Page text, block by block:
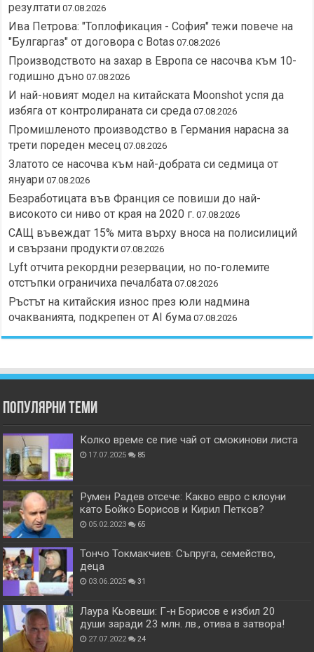
резултати 07.08.2026
Ива Петрова: "Топлофикация - София" тежи повече на
"Булгаргаз" от договора с Botas 07.08.2026
Производството на захар в Европа се насочва към 10-
годишно дъно 07.08.2026
И най-новият модел на китайската Moonshot успя да
избяга от контролираната си среда 07.08.2026
Промишленото производство в Германия нарасна за
трети пореден месец 07.08.2026
Златото се насочва към най-добрата си седмица от
януари 07.08.2026
Безработицата във Франция се повиши до най-
високото си ниво от края на 2020 г. 07.08.2026
САЩ въвеждат 15% мита върху вноса на полисилиций
и свързани продукти 07.08.2026
Lyft отчита рекордни резервации, но по-големите
отстъпки ограничиха печалбата 07.08.2026
Ръстът на китайския износ през юли надмина
очакванията, подкрепен от AI бума 07.08.2026
Популярни теми
Колко време се пие чай от смокинови листа
17.07.2025 85
Румен Радев отсече: Какво евро с клоуни
като Бойко Борисов и Кирил Петков?
05.02.2023 65
Тончо Токмакчиев: Съпруга, семейство,
деца
03.06.2025 31
Лаура Кьовеши: Г-н Борисов е избил 20
души заради 23 млн. лв., отива в затвора!
27.07.2022 24